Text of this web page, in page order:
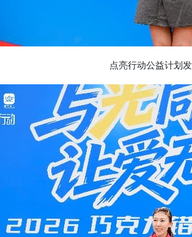
点亮行动公益计划发